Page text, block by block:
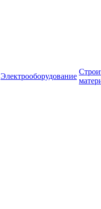
Электрооборудование